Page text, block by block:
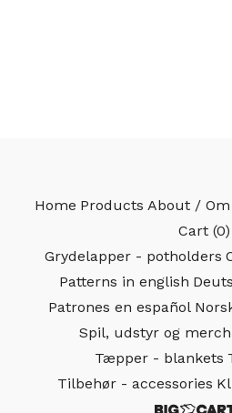
Home Products About / Om
Cart (0)
Grydelapper - potholders
Patterns in english
Patrones en español
Spil, udstyr og merch
Tæpper - blankets
Tilbehør - accessories